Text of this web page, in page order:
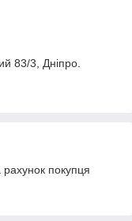
83/3, Дніпро.
покупця